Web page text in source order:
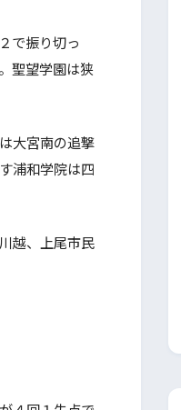
で振り切っ
聖望学園は狭
大宮南の追撃
浦和学院は四
越、上尾市民